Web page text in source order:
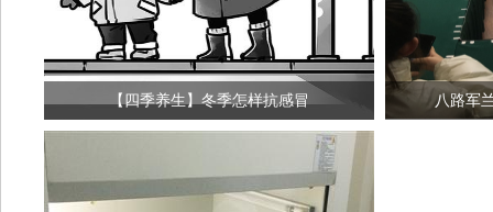
【四季养生】冬季怎样抗感冒 八路军